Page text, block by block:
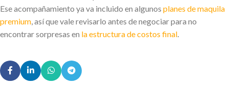
Ese acompañamiento ya va incluido en algunos planes de maquila
premium , así que vale revisarlo antes de negociar para no
encontrar sorpresas en la estructura de costos final